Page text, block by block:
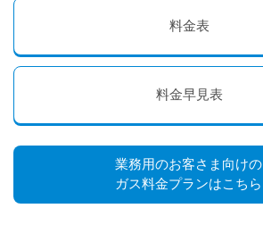
料金表
料金早見表
業務用のお客さま向けの
ガス料金プランはこちら